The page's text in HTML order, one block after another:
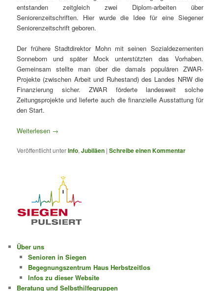
entstanden zeitgleich zwei Diplom-arbeiten über
Seniorenzeitschriften. Hier wurde die Idee für eine Siegener
Seniorenzeitschrift geboren.
Der frühere Stadtdirektor Mohn mit seinen Sozialdezernenten
Sonneborn und später Mock unterstützten das Vorhaben.
Gemeinsam stellte man über die damals populären ZWAR-
Projekte (zwischen Arbeit und Ruhestand) des Landes NRW die
Finanzierung sicher. ZWAR förderte landesweit solche
Zeitungsprojekte und lieferte auch die finanzielle Ausstattung für
den Start.
Weiterlesen →
Veröffentlicht unterInfo,Jubiläen |Schreibe einen Kommentar
Über uns
Senioren in Siegen
Begegnungszentrum Haus Herbstzeitlos
Infos zu dieser Website
Beratung und Selbsthilfegruppen